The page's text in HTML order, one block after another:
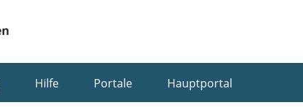
Hilfe Portale Hauptportal